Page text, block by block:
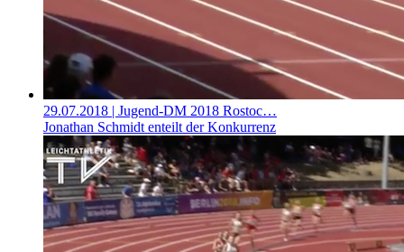
29.07.2018 | Jugend-DM 2018 Rostoc…
Jonathan Schmidt enteilt der Konkurrenz